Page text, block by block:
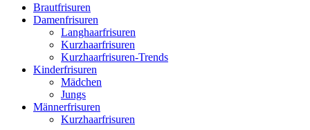
Brautfrisuren
Damenfrisuren
Langhaarfrisuren
Kurzhaarfrisuren
Kurzhaarfrisuren-Trends
Kinderfrisuren
Mädchen
Jungs
Männerfrisuren
Kurzhaarfrisuren